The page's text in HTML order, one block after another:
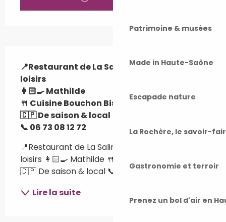
Patrimoine & musées
Made in Haute-Saône
Escapade nature
La Rochère, le savoir-
Gastronomie et terroir
Prenez un bol d'air en
📍Restaurant de La Saline à Lure 70 Base de
loisirs
👩🏻‍🍳 Mathilde
🍴 Cuisine Bouchon Bistro
🇨🇵 De saison & local
📞 06 73 08 12 72
📍Restaurant de La Saline à Lure 70 Base de
loisirs 👩🏻‍🍳 Mathilde 🍴 Cuisine Bouchon Bistro
🇨🇵 De saison & local 📞 06 73 08 12 72
Lire la suite